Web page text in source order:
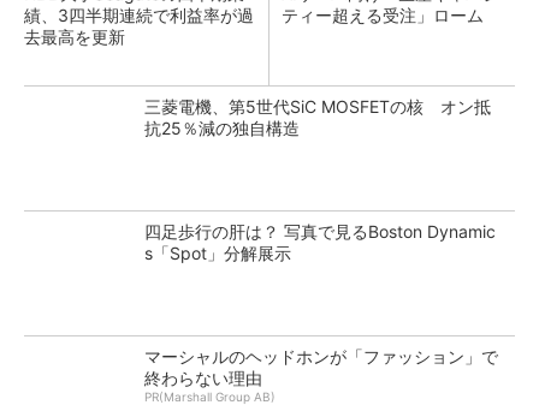
績、3四半期連続で利益率が過
去最高を更新
ティー超える受注」ローム
三菱電機、第5世代SiC MOSFETの核 オン抵
抗25％減の独自構造
四足歩行の肝は？ 写真で見るBoston Dynamic
s「Spot」分解展示
マーシャルのヘッドホンが「ファッション」で
終わらない理由
PR(Marshall Group AB)